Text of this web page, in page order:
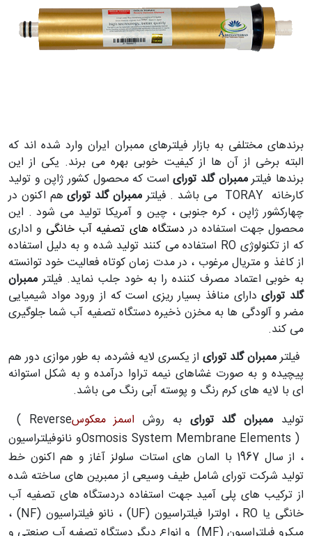
برندهای مختلفی به بازار فیلترهای ممبران ایران وارد شده اند که
البته برخی از آن ها از کیفیت خوبی بهره می برند. یکی از این
برندها فیلترممبران گلد تورای است که محصول کشور ژاپن و تولید
کارخانه TORAY می باشد . فیلتر
ممبران گلد تورایهم اکنون در
چهارکشور ژاپن ، کره جنوبی ، چین و آمریکا تولید می شود . این
محصول جهت استفاده در دستگاه های تصفیه آب خانگی و اداری
که از تکنولوژی RO استفاده می کنند تولید شده و به دلیل استفاده
از کاغذ و متریال مرغوب ، در مدت زمان کوتاه فعالیت خود توانسته
به خوبی اعتماد مصرف کننده را به خود جلب نماید. فیلتر ممبران
گلد تورایدارای منافذ بسیار ریزی است که از ورود مواد شیمیایی
مضر و آلودگی ها به مخزن ذخیره دستگاه تصفیه آب شما جلوگیری
می کند.
فیلترممبران گلد تورای از یکسری لایه فشرده، به طور موازی دور هم
پیچیده و به صورت غشاهای نیمه تراوا درآمده و به شکل استوانه
ای با لایه های کرم رنگ و پوسته آبی رنگ می باشد.
تولید ممبران گلد تورای به روش اسمز معکوس( Reverse
Osmosis System Membrane Elements )و نانوفیلتراسیون
،
از سال 1967 با المان های استات سلولز آغاز و هم اکنون خط
تولید شرکت تورای شامل طیف وسیعی از ممبرین های ساخته شده
از ترکیب های پلی آمید جهت استفاده دردستگاه های تصفیه آب
خانگی یا RO ، اولترا فیلتراسیون (UF) ، نانو فیلتراسیون (NF) ،